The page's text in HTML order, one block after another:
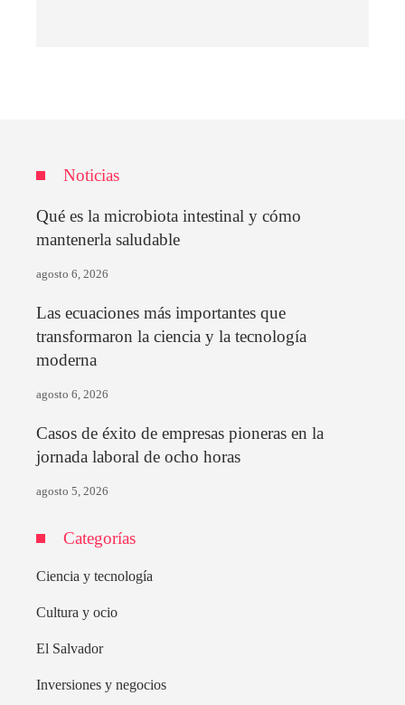
Noticias
Qué es la microbiota intestinal y cómo
mantenerla saludable
agosto 6, 2026
Las ecuaciones más importantes que
transformaron la ciencia y la tecnología
moderna
agosto 6, 2026
Casos de éxito de empresas pioneras en la
jornada laboral de ocho horas
agosto 5, 2026
Categorías
Ciencia y tecnología
Cultura y ocio
El Salvador
Inversiones y negocios